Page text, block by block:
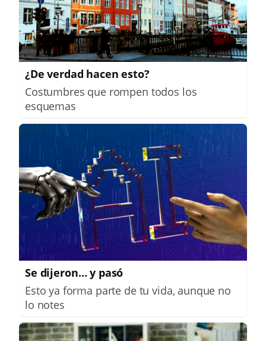
¿De verdad hacen esto?
Costumbres que rompen todos los
esquemas
Se dijeron… y pasó
Esto ya forma parte de tu vida, aunque no
lo notes